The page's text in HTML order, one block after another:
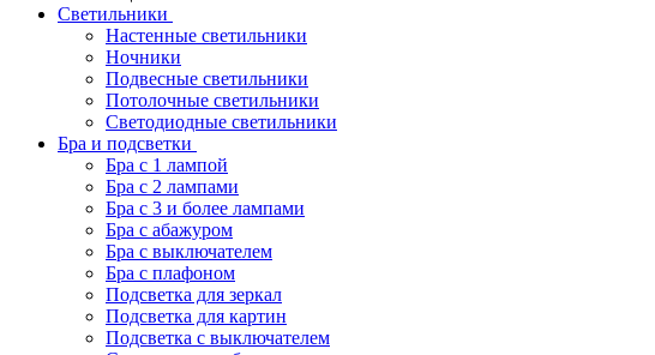
Светильники
Настенные светильники
Ночники
Подвесные светильники
Потолочные светильники
Светодиодные светильники
Бра и подсветки
Бра с 1 лампой
Бра с 2 лампами
Бра с 3 и более лампами
Бра с абажуром
Бра с выключателем
Бра с плафоном
Подсветка для зеркал
Подсветка для картин
Подсветка с выключателем